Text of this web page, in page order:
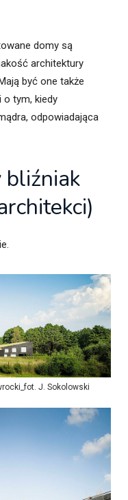
domy są
architektury
być one także
tym, kiedy
odpowiadająca
bliźniak
J. Sokolowski